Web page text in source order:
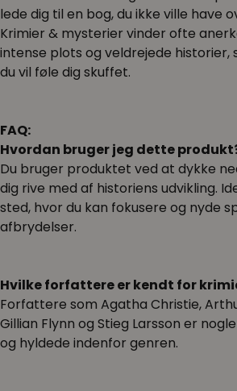
lede dig til en bog, du ikke ville have
Krimier & mysterier vinder ofte
intense plots og veldrejede
du vil føle dig skuffet.
FAQ:
Hvordan bruger jeg dette
Du bruger produktet ved at dykke
dig rive med af historiens udvikling.
sted, hvor du kan fokusere og nyde
afbrydelser.
Hvilke forfattere er kendt for
Forfattere som Agatha Christie,
Gillian Flynn og Stieg Larsson er
og hyldede indenfor genren.